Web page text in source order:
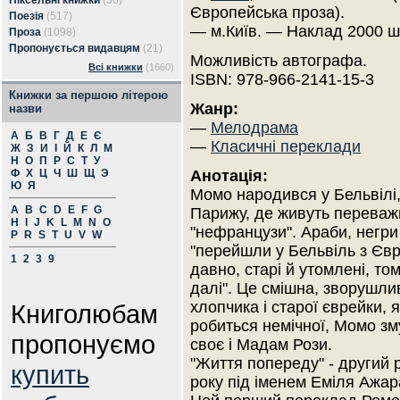
Поезія (517)
Проза (1098)
Пропонується видавцям (21)
Всі книжки (1660)
Книжки за першою літерою
назви
А Б В Г Д Е Є
Ж З И Й К Л
М
Н
О П Р С Т У
Ф Х Ц Ч Ш Щ Э
Ю Я
A
B C D E F G
H
J K L M N
O
P
R S T U V W
1 2 3 9
Книголюбам
пропонуємо
купить
Європейська проза).
— м.Київ. — Наклад 2000
Можливість автографа.
ISBN: 978-966-2141-15-3
Жанр:
— Мелодрама
— Класичні переклади
Анотація:
Момо народився у Бельвілі,
Парижу, де живуть
"нефранцузи". Араби, негри
"перейшли у Бельвіль з
давно, старі й утомлені,
далі". Це смішна,
хлопчика і старої єврейки,
робиться немічної, Момо
своє і Мадам Рози.
"Життя попереду" - другий
року під іменем Еміля